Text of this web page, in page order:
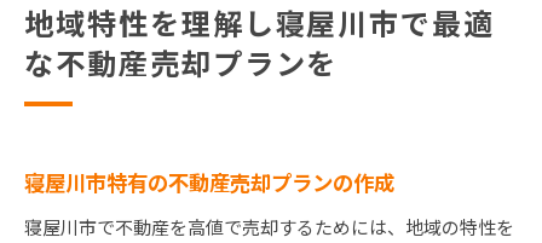
地域特性を理解し寝屋川市で最適
な不動産売却プランを
寝屋川市特有の不動産売却プランの作成
寝屋川市で不動産を高値で売却するためには、地域の特性を